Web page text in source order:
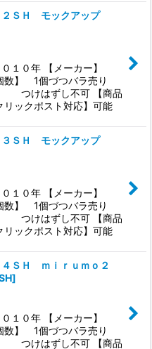
ＳＨ モックアップ
１０年 【メーカー】
数】 1個づつバラ売り
つけはずし不可 【商品
ックポスト対応】可能
ＳＨ モックアップ
１０年 【メーカー】
数】 1個づつバラ売り
つけはずし不可 【商品
ックポスト対応】可能
ＳＨ ｍｉｒｕｍｏ２
]
１０年 【メーカー】
数】 1個づつバラ売り
つけはずし不可 【商品